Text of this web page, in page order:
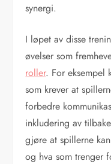
synergi.
I løpet av disse
øvelser som
roller. For eksempel
som krever at
forbedre
inkludering av
gjøre at spillerne
og hva som trenger